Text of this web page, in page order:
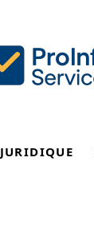
JURIDIQUE